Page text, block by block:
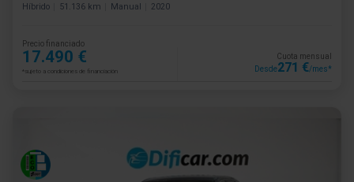
Híbrido 51.136 km Manual 2020
Precio financiado
17.490 €
*sujeto a condiciones de financiación
Cuota mensual
Desde271 €/mes*